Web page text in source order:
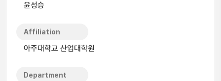
윤성승
Affiliation
아주대학교 산업대학원
Department